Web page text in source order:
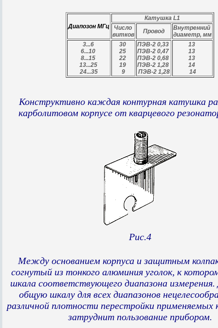
Диапозон МГц
Катушка L1
Число
витков
Провод
Внутренний
диаметр, мм
3...6
6...10
8...15
13...25
24...35
30
25
22
19
9
ПЭВ-2 0,33
ПЭВ-2 0,47
ПЭВ-2 0,68
ПЭВ-2 1,28
ПЭВ-2 1,28
13
13
13
14
14
Конструктивно каждая контурная катушка
карболитовом корпусе от кварцевого
Рис.4
Между основанием корпуса и защитным
согнутый из тонкого алюминия уголок, к
шкала соответствующего диапазона
общую шкалу для всех диапазонов
различной плотности перестройки применяемых
затруднит пользование прибором.